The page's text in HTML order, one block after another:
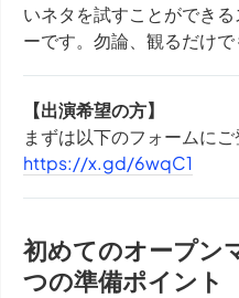
いネタを試すことができ
ーです。勿論、観るだけで
【出演希望の方】
まずは以下のフォームにご
https://x.gd/6wqC1
初めてのオープン
つの準備ポイント